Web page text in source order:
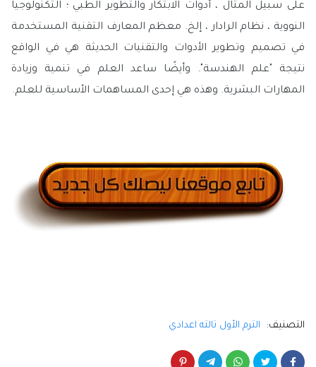
على سبيل المثال ، أدوات الابتكار والتطوير الطبي ؛ التكنولوجيا
النووية ، نظام الرادار ، إلخ. معظم المعارف التقنية المستخدمة
في تصميم وتطوير الأدوات والتقنيات الحديثة هي في الواقع
نتيجة "علم الهندسة". وأيضًا ساعد العلم في تنمية وزيادة
المهارات البشرية. وهذه هي إحدى المساهمات الأساسية للعلم.
التصنيف: الترم الأول تالته اعدادي